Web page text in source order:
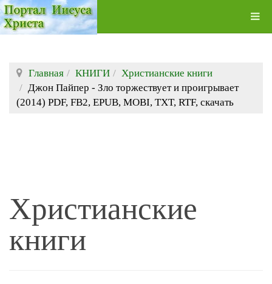
Главная КНИГИ
Христианские книги
Джон Пайпер - Зло торжествует и проигрывает
(2014) PDF, FB2, EPUB, MOBI, TXT, RTF, скачать
Христианские
книги